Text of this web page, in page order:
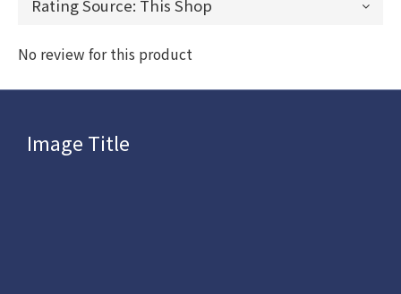
No review for this product
Image Title